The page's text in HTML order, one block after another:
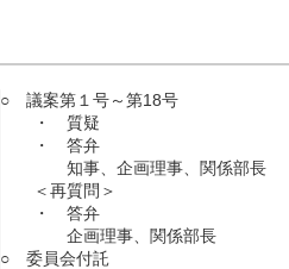
○ 議案第１号～第18号
・ 質疑
・ 答弁
知事、企画理事、関係部長
＜再質問＞
・ 答弁
企画理事、関係部長
○ 委員会付託